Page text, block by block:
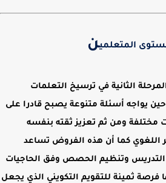
المتعلمين
الثانية في ترسيخ التعلمات
يواجه أسئلة متنوعة يصبح قادرا على
مختلفة ومن ثم تعزيز ثقته بنفسه
اللغوي كما أن هذه الفروض تساعد
وتنظيم الحصص وفق الحاجيات
فرصة ثمينة للتقويم التكويني الذي يجعل